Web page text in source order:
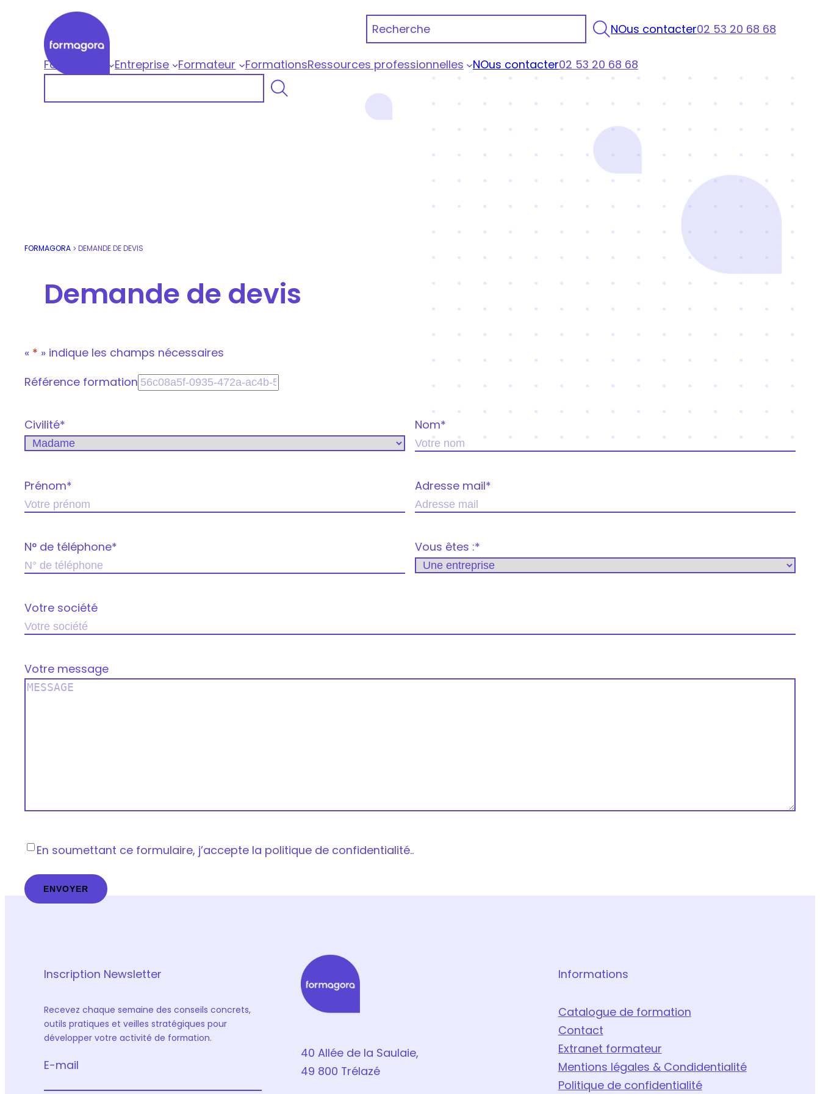
contenu
Recherche NOus contacter02 53 20 68 68
Formagora
Formagora Entreprise Formateur FormationsRessources professionnelles NOus contacter02 53 20 68 68
FORMAGORA > DEMANDE DE DEVIS
Demande de devis
« * » indique les champs nécessaires
Référence formation
Civilité* Nom*
Prénom* Adresse mail*
N° de téléphone* Vous êtes :*
Votre société
Votre message
VieEn soumettant ce formulaire, j’accepte la politique de confidentialité..
Inscription Newsletter
Recevez chaque semaine des conseils concrets,
outils pratiques et veilles stratégiques pour
développer votre activité de formation.
E-mail
40 Allée de la Saulaie,
49 800 Trélazé
Informations
Catalogue de formation
Contact
Extranet formateur
Mentions légales & Condidentialité
Politique de confidentialité